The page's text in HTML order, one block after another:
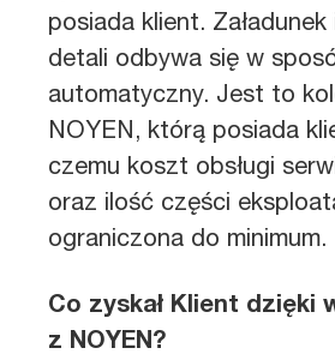
posiada klient. Załadunek
detali odbywa się w
automatyczny. Jest to
NOYEN, którą posiada
czemu koszt obsługi
oraz ilość części
ograniczona do minimum.
Co zyskał Klient dzięki
z NOYEN?